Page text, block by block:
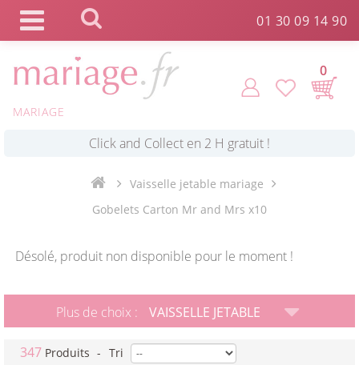
01 30 09 14 90
MARIAGE
0
Commande expédiée en 24h !
Click and Collect en 2 H gratuit !
Livraison point relais gratuit dès 89 € !
*
Vaisselle jetable mariage
Gobelets Carton Mr and Mrs x10
Désolé, produit non disponible pour le moment !
Plus de choix : VAISSELLE JETABLE
347 Produits - Tri
Panneau de gestion des cookies